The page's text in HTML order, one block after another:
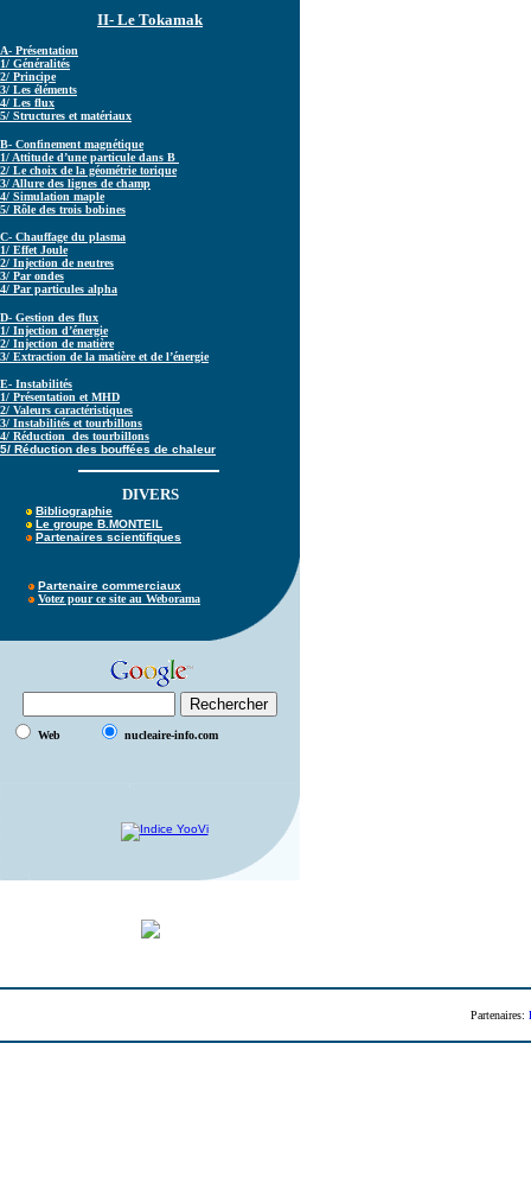
II- Le Tokamak
A- Présentation
1/ Généralités
2/ Principe
3/ Les éléments
4/ Les flux
5/ Structures et matériaux
B- Confinement magnétique
1/ Attitude d’une particule dans B
2/ Le choix de la géométrie torique
3/ Allure des lignes de champ
4/ Simulation maple
5/ Rôle des trois bobines
C- Chauffage du plasma
1/ Effet Joule
2/ Injection de neutres
3/ Par ondes
4/ Par particules alpha
D- Gestion des flux
1/ Injection d’énergie
2/ Injection de matière
3/ Extraction de la matière et de l’énergie
E- Instabilités
1/ Présentation et MHD
2/ Valeurs caractéristiques
3/ Instabilités et tourbillons
4/ Réduction des tourbillons
5/ Réduction des bouffées de chaleur
DIVERS
Bibliographie
Le groupe B.MONTEIL
Partenaires scientifiques
Partenaire commerciaux
Votez pour ce site au Weborama
Web nucleaire-info.com
Partenaires: